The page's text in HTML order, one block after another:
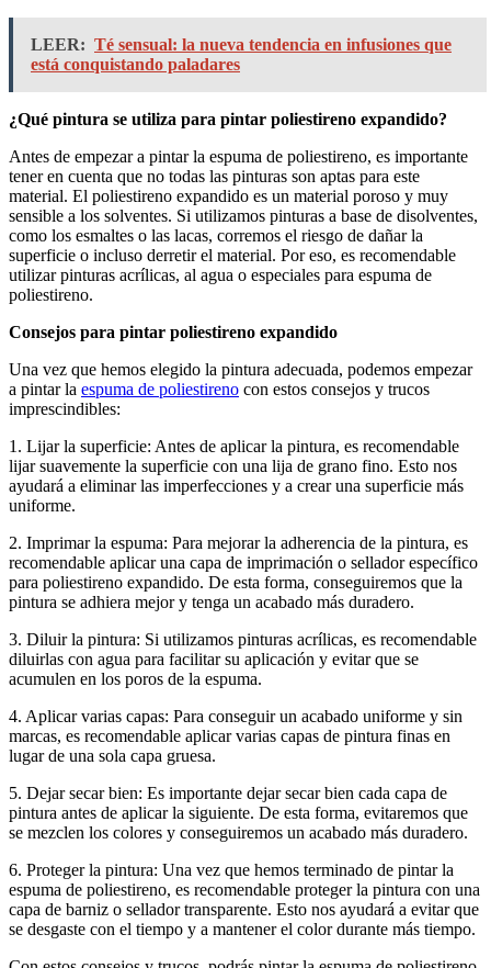
LEER: Té sensual: la nueva tendencia en infusiones que
está conquistando paladares
¿Qué pintura se utiliza para pintar poliestireno expandido?
Antes de empezar a pintar la espuma de poliestireno, es importante
tener en cuenta que no todas las pinturas son aptas para este
material. El poliestireno expandido es un material poroso y muy
sensible a los solventes. Si utilizamos pinturas a base de disolventes,
como los esmaltes o las lacas, corremos el riesgo de dañar la
superficie o incluso derretir el material. Por eso, es recomendable
utilizar pinturas acrílicas, al agua o especiales para espuma de
poliestireno.
Consejos para pintar poliestireno expandido
Una vez que hemos elegido la pintura adecuada, podemos empezar
a pintar la espuma de poliestireno con estos consejos y trucos
imprescindibles:
1. Lijar la superficie: Antes de aplicar la pintura, es recomendable
lijar suavemente la superficie con una lija de grano fino. Esto nos
ayudará a eliminar las imperfecciones y a crear una superficie más
uniforme.
2. Imprimar la espuma: Para mejorar la adherencia de la pintura, es
recomendable aplicar una capa de imprimación o sellador específico
para poliestireno expandido. De esta forma, conseguiremos que la
pintura se adhiera mejor y tenga un acabado más duradero.
3. Diluir la pintura: Si utilizamos pinturas acrílicas, es recomendable
diluirlas con agua para facilitar su aplicación y evitar que se
acumulen en los poros de la espuma.
4. Aplicar varias capas: Para conseguir un acabado uniforme y sin
marcas, es recomendable aplicar varias capas de pintura finas en
lugar de una sola capa gruesa.
5. Dejar secar bien: Es importante dejar secar bien cada capa de
pintura antes de aplicar la siguiente. De esta forma, evitaremos que
se mezclen los colores y conseguiremos un acabado más duradero.
6. Proteger la pintura: Una vez que hemos terminado de pintar la
espuma de poliestireno, es recomendable proteger la pintura con una
capa de barniz o sellador transparente. Esto nos ayudará a evitar que
se desgaste con el tiempo y a mantener el color durante más tiempo.